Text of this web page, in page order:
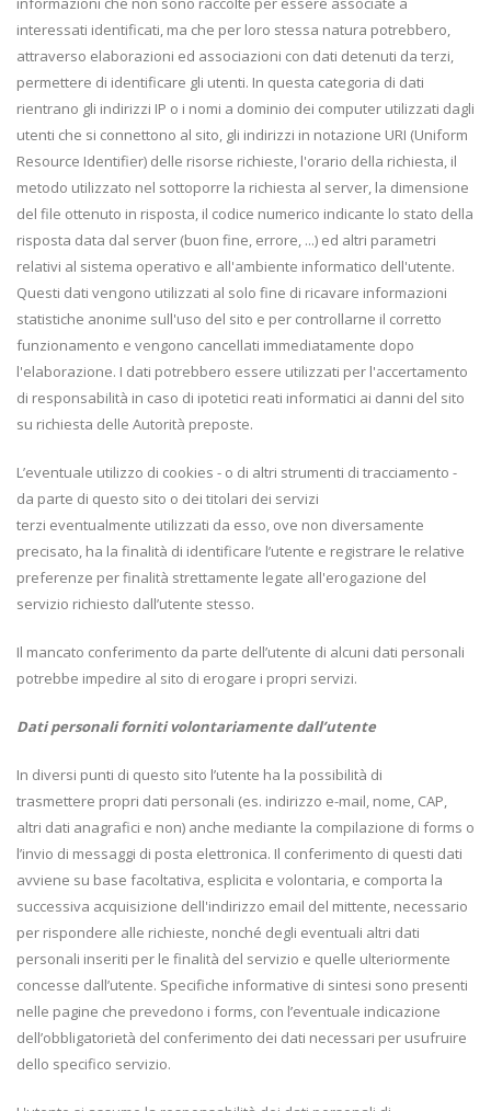
interessati identificati, ma che per loro stessa natura potrebbero,
attraverso elaborazioni ed associazioni con dati detenuti da terzi,
permettere di identificare gli utenti. In questa categoria di dati
rientrano gli indirizzi IP o i nomi a dominio dei computer utilizzati dagli
utenti che si connettono al sito, gli indirizzi in notazione URI (Uniform
Resource Identifier) delle risorse richieste, l'orario della richiesta, il
metodo utilizzato nel sottoporre la richiesta al server, la dimensione
del file ottenuto in risposta, il codice numerico indicante lo stato della
risposta data dal server (buon fine, errore, ...) ed altri parametri
relativi al sistema operativo e all'ambiente informatico dell'utente.
Questi dati vengono utilizzati al solo fine di ricavare informazioni
statistiche anonime sull'uso del sito e per controllarne il corretto
funzionamento e vengono cancellati immediatamente dopo
l'elaborazione. I dati potrebbero essere utilizzati per l'accertamento
di responsabilità in caso di ipotetici reati informatici ai danni del sito
su richiesta delle Autorità preposte.
L’eventuale utilizzo di cookies - o di altri strumenti di tracciamento -
da parte di questo sito o dei titolari dei servizi
terzi eventualmente utilizzati da esso, ove non diversamente
precisato, ha la finalità di identificare l’utente e registrare le relative
preferenze per finalità strettamente legate all'erogazione del
servizio richiesto dall’utente stesso.
Il mancato conferimento da parte dell’utente di alcuni dati personali
potrebbe impedire al sito di erogare i propri servizi.
Dati personali forniti volontariamente dall’utente
In diversi punti di questo sito l’utente ha la possibilità di
trasmettere propri dati personali (es. indirizzo e-mail, nome, CAP,
altri dati anagrafici e non) anche mediante la compilazione di forms o
l’invio di messaggi di posta elettronica. Il conferimento di questi dati
avviene su base facoltativa, esplicita e volontaria, e comporta la
successiva acquisizione dell'indirizzo email del mittente, necessario
per rispondere alle richieste, nonché degli eventuali altri dati
personali inseriti per le finalità del servizio e quelle ulteriormente
concesse dall’utente. Specifiche informative di sintesi sono presenti
nelle pagine che prevedono i forms, con l’eventuale indicazione
dell’obbligatorietà del conferimento dei dati necessari per usufruire
dello specifico servizio.